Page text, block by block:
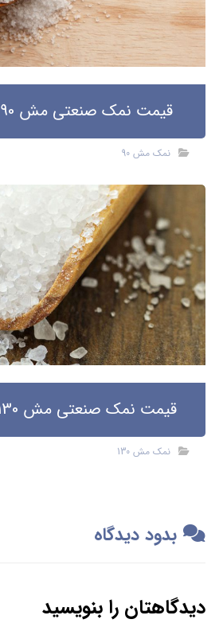
قیمت نمک صنعتی مش 90 بیوتی سالت
نمک مش 90
قیمت نمک صنعتی مش 130 بیوتی سالت
نمک مش 130
بدود دیدگاه
دیدگاهتان را بنویسید